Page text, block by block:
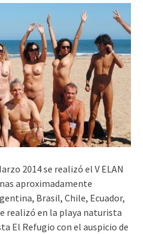
2014 se realizó el V ELAN
aproximadamente
Brasil, Chile, Ecuador,
realizó en la playa naturista
El Refugio con el auspicio de